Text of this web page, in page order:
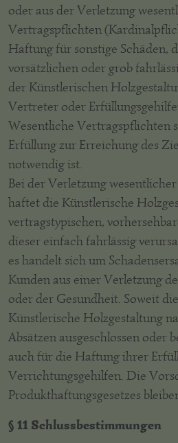
oder aus der Verletzung
Vertragspflichten
Haftung für sonstige Schäden,
vorsätzlichen oder grob
der Künstlerischen
Vertreter oder
Wesentliche Vertragspflichten
Erfüllung zur Erreichung des
notwendig ist.
Bei der Verletzung
haftet die Künstlerische
vertragstypischen,
dieser einfach fahrlässig
es handelt sich um
Kunden aus einer Verletzung
oder der Gesundheit. Soweit
Künstlerische Holzgestaltung
Absätzen ausgeschlossen oder
auch für die Haftung ihrer
Verrichtungsgehilfen. Die
Produkthaftungsgesetzes
§ 11 Schlussbestimmungen